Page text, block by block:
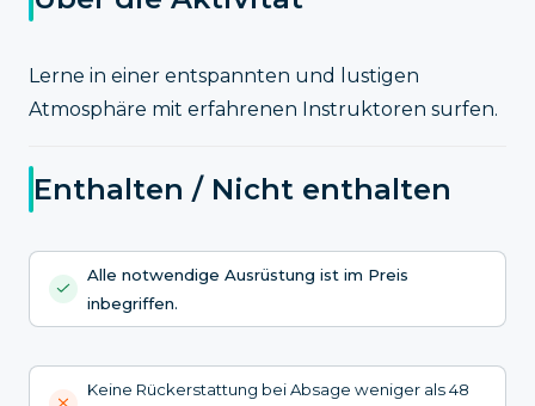
Lerne in einer entspannten und lustigen
Atmosphäre mit erfahrenen Instruktoren surfen.
Enthalten / Nicht enthalten
Alle notwendige Ausrüstung ist im Preis
inbegriffen.
Keine Rückerstattung bei Absage weniger als 48